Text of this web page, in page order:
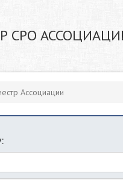
СРО
Ассоциации